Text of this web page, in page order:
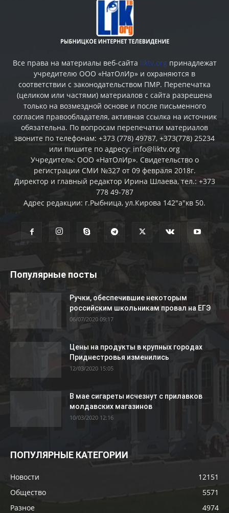
Все права на материалы веб-сайта liktv.org принадлежат
учредителю ООО «НатОлИр» и охраняются в
соответствии с законодательством ПМР. Перепечатка
(целиком или частями) материалов c сайта разрешена
только на возмездной основе и после письменного
согласия правообладателя, активная ссылка на источник
обязательна. По вопросам перепечатки материалов
звоните по телефонам: +373 (778) 49787, +373(778) 25234
или пишите по адресу: info@liktv.org
Учредитель: ООО «НатОлИр». Свидетельство о
регистрации СМИ №327 от 09 февраля 2018г.
Директор и главный редактор Ирина Шлаева, тел.: +373
778 49-787
Адрес редакции: г.Рыбница, ул.Кирова 142"а"кв 50.
Популярные посты
Ручки, обеспечившие некоторым
российским школьникам провал на ЕГЭ
06/07/2020 09:17
Цены на продукты в крупных городах
Приднестровья изменились
12/03/2020 15:05
В мае сигареты исчезнут с прилавков
молдавских магазинов
10/03/2020 12:16
ПОПУЛЯРНЫЕ КАТЕГОРИИ
Новости
12151
Общество
5571
Разное
4974